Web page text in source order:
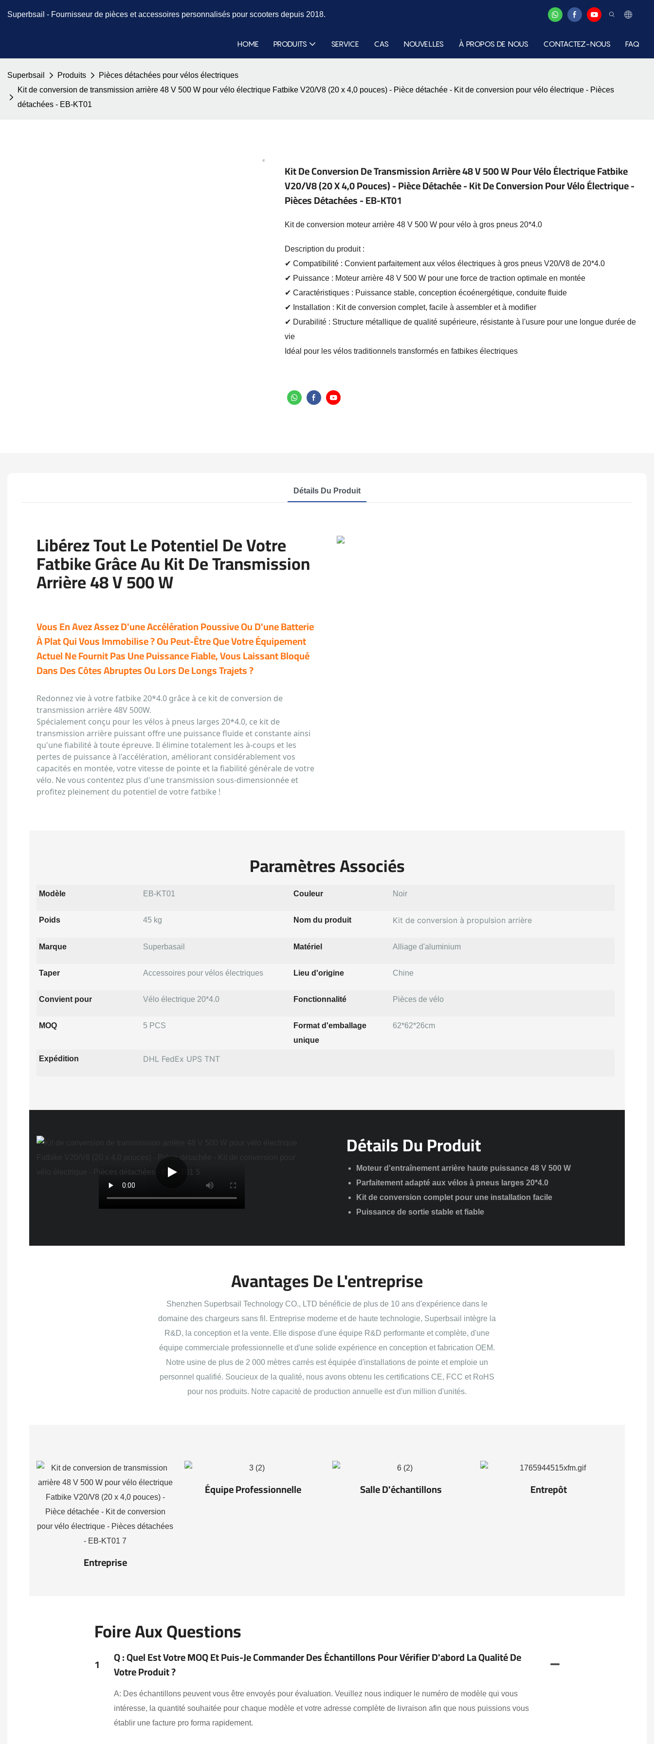
Superbsail - Fournisseur de pièces et accessoires personnalisés pour scooters depuis 2018.
HOME PRODUITS SERVICE CAS NOUVELLES À PROPOS DE NOUS CONTACTEZ-NOUS FAQ
Superbsail Produits
Pièces détachées pour vélos électriques
Kit de conversion de transmission arrière 48 V 500 W pour vélo électrique Fatbike V20/V8 (20 x 4,0 pouces) - Pièce détachée - Kit de conversion pour vélo électrique - Pièces
détachées - EB-KT01
Kit De Conversion De Transmission Arrière 48 V 500 W Pour Vélo Électrique Fatbike
V20/V8 (20 X 4,0 Pouces) - Pièce Détachée - Kit De Conversion Pour Vélo Électrique -
Pièces Détachées - EB-KT01
Kit de conversion moteur arrière 48 V 500 W pour vélo à gros pneus 20*4.0
Description du produit :
✔ Compatibilité : Convient parfaitement aux vélos électriques à gros pneus V20/V8 de 20*4.0
✔ Puissance : Moteur arrière 48 V 500 W pour une force de traction optimale en montée
✔ Caractéristiques : Puissance stable, conception écoénergétique, conduite fluide
✔ Installation : Kit de conversion complet, facile à assembler et à modifier
✔ Durabilité : Structure métallique de qualité supérieure, résistante à l'usure pour une longue durée de
vie
Idéal pour les vélos traditionnels transformés en fatbikes électriques
Détails Du Produit
Libérez Tout Le Potentiel De Votre
Fatbike Grâce Au Kit De Transmission
Arrière 48 V 500 W
Vous En Avez Assez D'une Accélération Poussive Ou D'une Batterie
À Plat Qui Vous Immobilise ? Ou Peut-Être Que Votre Équipement
Actuel Ne Fournit Pas Une Puissance Fiable, Vous Laissant Bloqué
Dans Des Côtes Abruptes Ou Lors De Longs Trajets ?
Redonnez vie à votre fatbike 20*4.0 grâce à ce kit de conversion de
transmission arrière 48V 500W.
Spécialement conçu pour les vélos à pneus larges 20*4.0, ce kit de
transmission arrière puissant offre une puissance fluide et constante ainsi
qu'une fiabilité à toute épreuve. Il élimine totalement les à-coups et les
pertes de puissance à l'accélération, améliorant considérablement vos
capacités en montée, votre vitesse de pointe et la fiabilité générale de votre
vélo. Ne vous contentez plus d'une transmission sous-dimensionnée et
profitez pleinement du potentiel de votre fatbike !
Paramètres Associés
Modèle EB-KT01 Couleur Noir
Poids 45 kg Nom du produit Kit de conversion à propulsion arrière
Marque Superbasail Matériel Alliage d'aluminium
Taper Accessoires pour vélos électriques Lieu d'origine Chine
Convient pour Vélo électrique 20*4.0 Fonctionnalité Pièces de vélo
MOQ 5 PCS
Format d'emballage
unique
62*62*26cm
Expédition DHL FedEx UPS TNT
Détails Du Produit
Moteur d'entraînement arrière haute puissance 48 V 500 W
Parfaitement adapté aux vélos à pneus larges 20*4.0
Kit de conversion complet pour une installation facile
Puissance de sortie stable et fiable
Avantages De L'entreprise
Shenzhen Superbsail Technology CO., LTD bénéficie de plus de 10 ans d'expérience dans le
domaine des chargeurs sans fil. Entreprise moderne et de haute technologie, Superbsail intègre la
R&D, la conception et la vente. Elle dispose d'une équipe R&D performante et complète, d'une
équipe commerciale professionnelle et d'une solide expérience en conception et fabrication OEM.
Notre usine de plus de 2 000 mètres carrés est équipée d'installations de pointe et emploie un
personnel qualifié. Soucieux de la qualité, nous avons obtenu les certifications CE, FCC et RoHS
pour nos produits. Notre capacité de production annuelle est d'un million d'unités.
Entreprise
Équipe Professionnelle Salle D'échantillons Entrepôt
Foire Aux Questions
1
Q : Quel Est Votre MOQ Et Puis-Je Commander Des Échantillons Pour Vérifier D'abord La Qualité De
Votre Produit ?
A: Des échantillons peuvent vous être envoyés pour évaluation. Veuillez nous indiquer le numéro de modèle qui vous
intéresse, la quantité souhaitée pour chaque modèle et votre adresse complète de livraison afin que nous puissions vous
établir une facture pro forma rapidement.